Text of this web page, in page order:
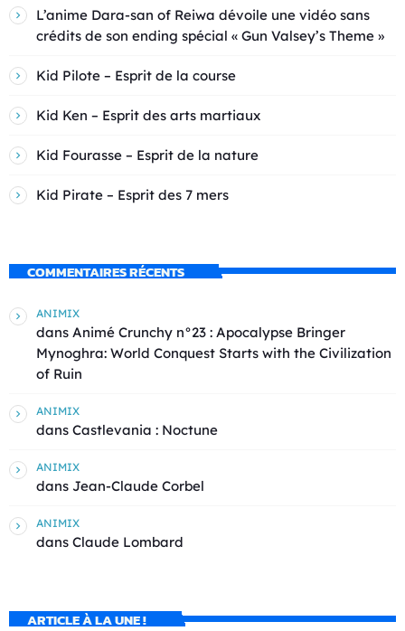
L’anime Dara-san of Reiwa dévoile une vidéo sans
crédits de son ending spécial « Gun Valsey’s Theme »
Kid Pilote – Esprit de la course
Kid Ken – Esprit des arts martiaux
Kid Fourasse – Esprit de la nature
Kid Pirate – Esprit des 7 mers
COMMENTAIRES RÉCENTS
ANIMIX
dans Animé Crunchy n°23 : Apocalypse Bringer
Mynoghra: World Conquest Starts with the Civilization
of Ruin
ANIMIX
dans Castlevania : Noctune
ANIMIX
dans Jean-Claude Corbel
ANIMIX
dans Claude Lombard
ARTICLE À LA UNE !